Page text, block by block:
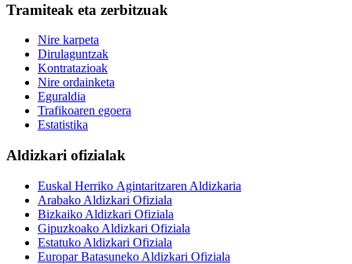
Tramiteak eta zerbitzuak
Nire karpeta
Dirulaguntzak
Kontratazioak
Nire ordainketa
Eguraldia
Trafikoaren egoera
Estatistika
Aldizkari ofizialak
Euskal Herriko Agintaritzaren Aldizkaria
Arabako Aldizkari Ofiziala
Bizkaiko Aldizkari Ofiziala
Gipuzkoako Aldizkari Ofiziala
Estatuko Aldizkari Ofiziala
Europar Batasuneko Aldizkari Ofiziala